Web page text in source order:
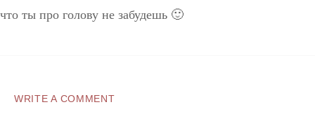
что ты про голову не забудешь 🙂
WRITE A COMMENT